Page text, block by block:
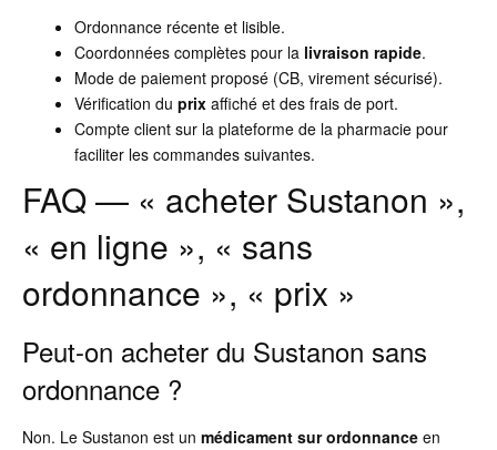
Ordonnance récente et lisible.
Coordonnées complètes pour la livraison rapide.
Mode de paiement proposé (CB, virement sécurisé).
Vérification du prixaffiché et des frais de port.
Compte client sur la plateforme de la pharmacie pour
faciliter les commandes suivantes.
FAQ — « acheter Sustanon »,
« en ligne », « sans
ordonnance », « prix »
Peut-on acheter du Sustanon sans
ordonnance ?
Non. Le Sustanon est un médicament sur ordonnance en